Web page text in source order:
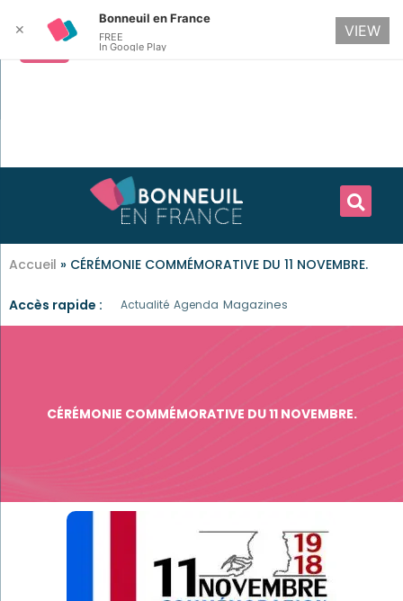
Accueil » CÉRÉMONIE COMMÉMORATIVE DU 11 NOVEMBRE.
Accès rapide : Actualité Agenda Magazines
CÉRÉMONIE COMMÉMORATIVE DU 11 NOVEMBRE.
✕
Bonneuil en France
FREE
In Google Play
VIEW